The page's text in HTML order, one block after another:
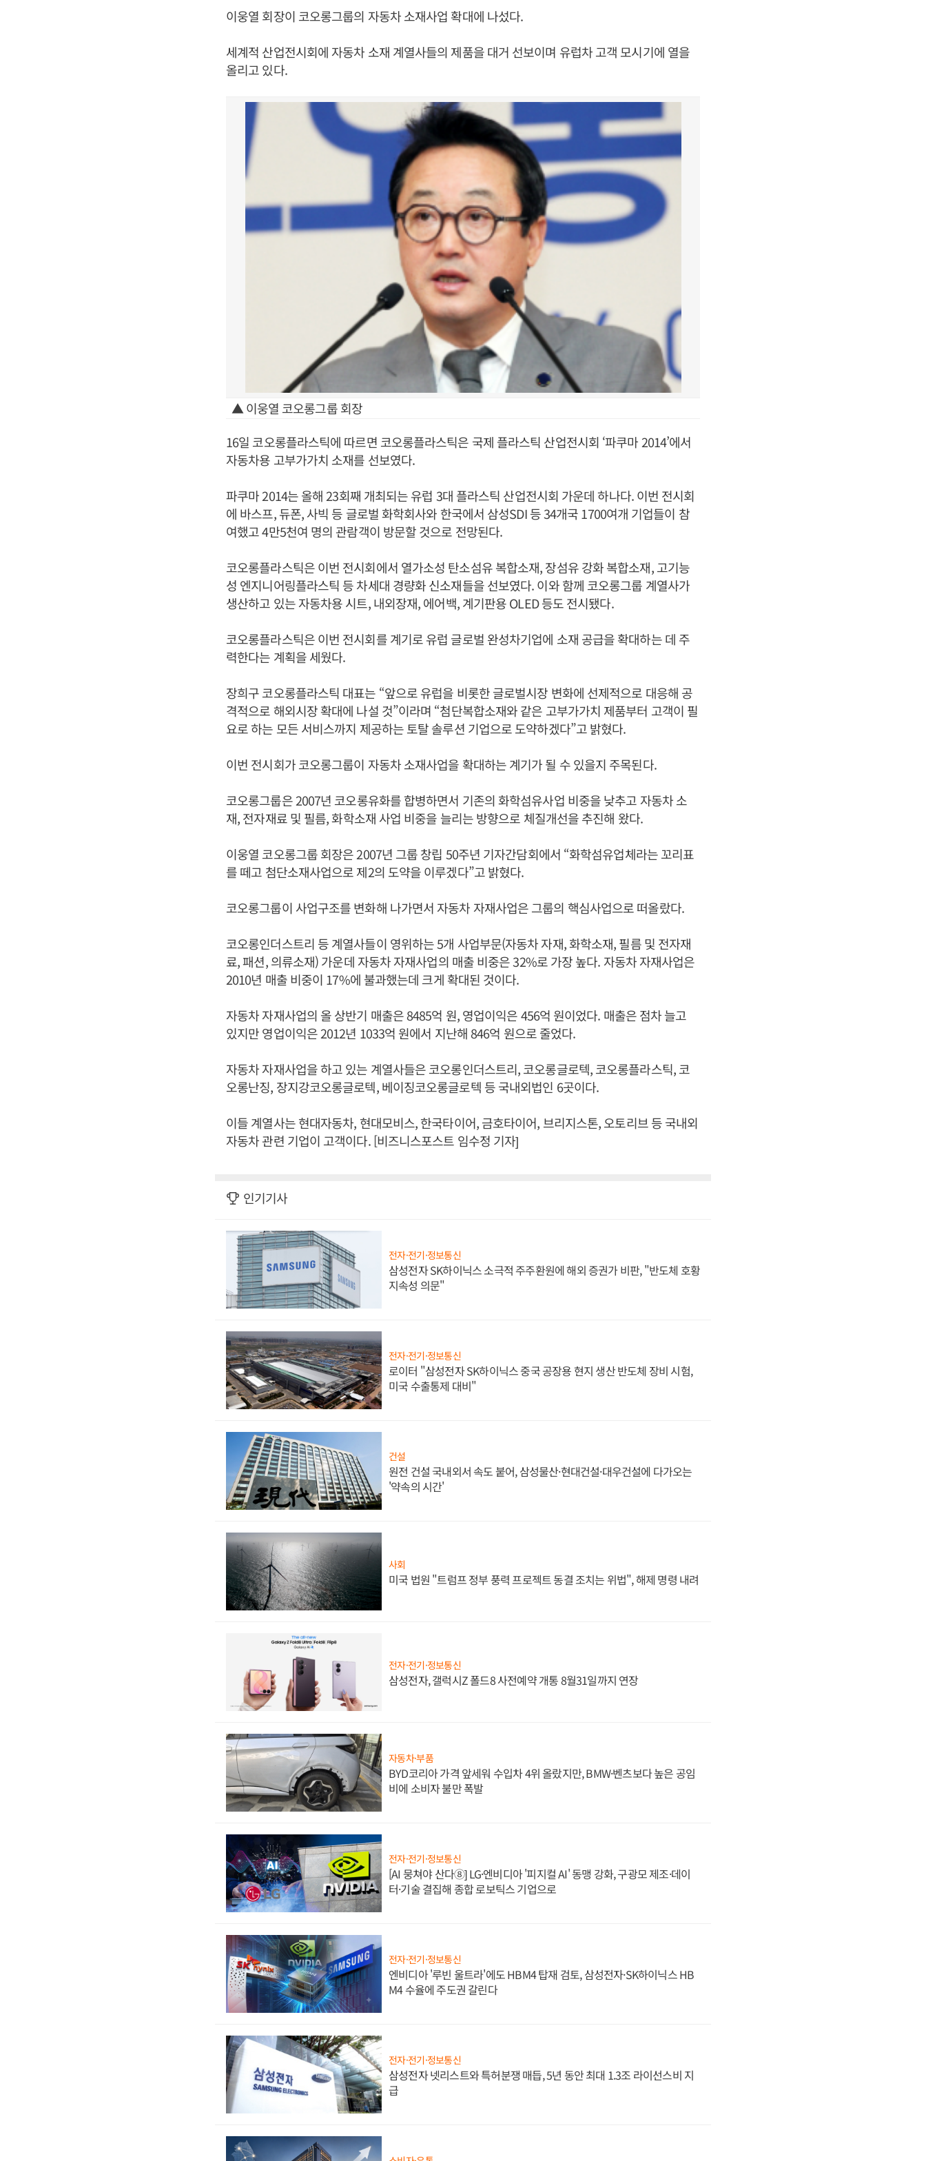
이웅열 회장이 코오롱그룹의 자동차 소재사업 확대에 나섰다.
세계적 산업전시회에 자동차 소재 계열사들의 제품을 대거 선보이며 유럽차 고객 모시기에 열을
올리고 있다.
▲ 이웅열 코오롱그룹 회장
16일 코오롱플라스틱에 따르면 코오롱플라스틱은 국제 플라스틱 산업전시회 ‘파쿠마 2014’에서
자동차용 고부가가치 소재를 선보였다.
파쿠마 2014는 올해 23회째 개최되는 유럽 3대 플라스틱 산업전시회 가운데 하나다. 이번 전시회
에 바스프, 듀폰, 사빅 등 글로벌 화학회사와 한국에서 삼성SDI 등 34개국 1700여개 기업들이 참
여했고 4만5천여 명의 관람객이 방문할 것으로 전망된다.
코오롱플라스틱은 이번 전시회에서 열가소성 탄소섬유 복합소재, 장섬유 강화 복합소재, 고기능
성 엔지니어링플라스틱 등 차세대 경량화 신소재들을 선보였다. 이와 함께 코오롱그룹 계열사가
생산하고 있는 자동차용 시트, 내외장재, 에어백, 계기판용 OLED 등도 전시됐다.
코오롱플라스틱은 이번 전시회를 계기로 유럽 글로벌 완성차기업에 소재 공급을 확대하는 데 주
력한다는 계획을 세웠다.
장희구 코오롱플라스틱 대표는 “앞으로 유럽을 비롯한 글로벌시장 변화에 선제적으로 대응해 공
격적으로 해외시장 확대에 나설 것”이라며 “첨단복합소재와 같은 고부가가치 제품부터 고객이 필
요로 하는 모든 서비스까지 제공하는 토탈 솔루션 기업으로 도약하겠다”고 밝혔다.
이번 전시회가 코오롱그룹이 자동차 소재사업을 확대하는 계기가 될 수 있을지 주목된다.
코오롱그룹은 2007년 코오롱유화를 합병하면서 기존의 화학섬유사업 비중을 낮추고 자동차 소
재, 전자재료 및 필름, 화학소재 사업 비중을 늘리는 방향으로 체질개선을 추진해 왔다.
이웅열 코오롱그룹 회장은 2007년 그룹 창립 50주년 기자간담회에서 “화학섬유업체라는 꼬리표
를 떼고 첨단소재사업으로 제2의 도약을 이루겠다”고 밝혔다.
코오롱그룹이 사업구조를 변화해 나가면서 자동차 자재사업은 그룹의 핵심사업으로 떠올랐다.
코오롱인더스트리 등 계열사들이 영위하는 5개 사업부문(자동차 자재, 화학소재, 필름 및 전자재
료, 패션, 의류소재) 가운데 자동차 자재사업의 매출 비중은 32%로 가장 높다. 자동차 자재사업은
2010년 매출 비중이 17%에 불과했는데 크게 확대된 것이다.
자동차 자재사업의 올 상반기 매출은 8485억 원, 영업이익은 456억 원이었다. 매출은 점차 늘고
있지만 영업이익은 2012년 1033억 원에서 지난해 846억 원으로 줄었다.
자동차 자재사업을 하고 있는 계열사들은 코오롱인더스트리, 코오롱글로텍, 코오롱플라스틱, 코
오롱난징, 장지강코오롱글로텍, 베이징코오롱글로텍 등 국내외법인 6곳이다.
이들 계열사는 현대자동차, 현대모비스, 한국타이어, 금호타이어, 브리지스톤, 오토리브 등 국내외
자동차 관련 기업이 고객이다. [비즈니스포스트 임수정 기자]
인기기사
전자·전기·정보통신
삼성전자 SK하이닉스 소극적 주주환원에 해외 증권가 비판, "반도체 호황
지속성 의문"
전자·전기·정보통신
로이터 "삼성전자 SK하이닉스 중국 공장용 현지 생산 반도체 장비 시험,
미국 수출통제 대비"
건설
원전 건설 국내외서 속도 붙어, 삼성물산·현대건설·대우건설에 다가오는
'약속의 시간'
사회
미국 법원 "트럼프 정부 풍력 프로젝트 동결 조치는 위법", 해제 명령 내려
전자·전기·정보통신
삼성전자, 갤럭시Z 폴드8 사전예약 개통 8월31일까지 연장
자동차·부품
BYD코리아 가격 앞세워 수입차 4위 올랐지만, BMW·벤츠보다 높은 공임
비에 소비자 불만 폭발
전자·전기·정보통신
[AI 뭉쳐야 산다⑧] LG·엔비디아 '피지컬 AI' 동맹 강화, 구광모 제조·데이
터·기술 결집해 종합 로보틱스 기업으로
전자·전기·정보통신
엔비디아 '루빈 울트라'에도 HBM4 탑재 검토, 삼성전자·SK하이닉스 HB
M4 수율에 주도권 갈린다
전자·전기·정보통신
삼성전자 넷리스트와 특허분쟁 매듭, 5년 동안 최대 1.3조 라이선스비 지
급